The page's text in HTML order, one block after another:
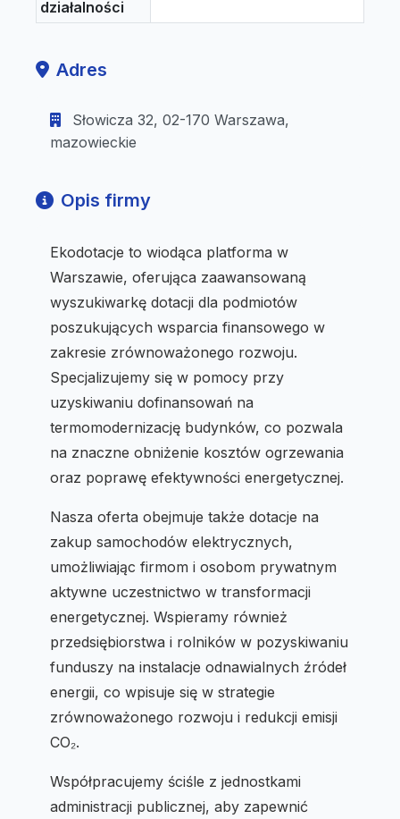
działalności
Adres
Słowicza 32, 02-170 Warszawa,
mazowieckie
Opis firmy
Ekodotacje to wiodąca platforma w
Warszawie, oferująca zaawansowaną
wyszukiwarkę dotacji dla podmiotów
poszukujących wsparcia finansowego w
zakresie zrównoważonego rozwoju.
Specjalizujemy się w pomocy przy
uzyskiwaniu dofinansowań na
termomodernizację budynków, co pozwala
na znaczne obniżenie kosztów ogrzewania
oraz poprawę efektywności energetycznej.
Nasza oferta obejmuje także dotacje na
zakup samochodów elektrycznych,
umożliwiając firmom i osobom prywatnym
aktywne uczestnictwo w transformacji
energetycznej. Wspieramy również
przedsiębiorstwa i rolników w pozyskiwaniu
funduszy na instalacje odnawialnych źródeł
energii, co wpisuje się w strategie
zrównoważonego rozwoju i redukcji emisji
CO₂.
Współpracujemy ściśle z jednostkami
administracji publicznej, aby zapewnić